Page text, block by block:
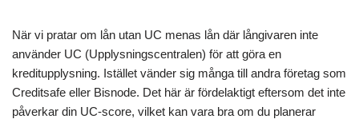
När vi pratar om lån utan UC menas lån där långivaren inte
använder UC (Upplysningscentralen) för att göra en
kreditupplysning. Istället vänder sig många till andra företag som
Creditsafe eller Bisnode. Det här är fördelaktigt eftersom det inte
påverkar din UC-score, vilket kan vara bra om du planerar